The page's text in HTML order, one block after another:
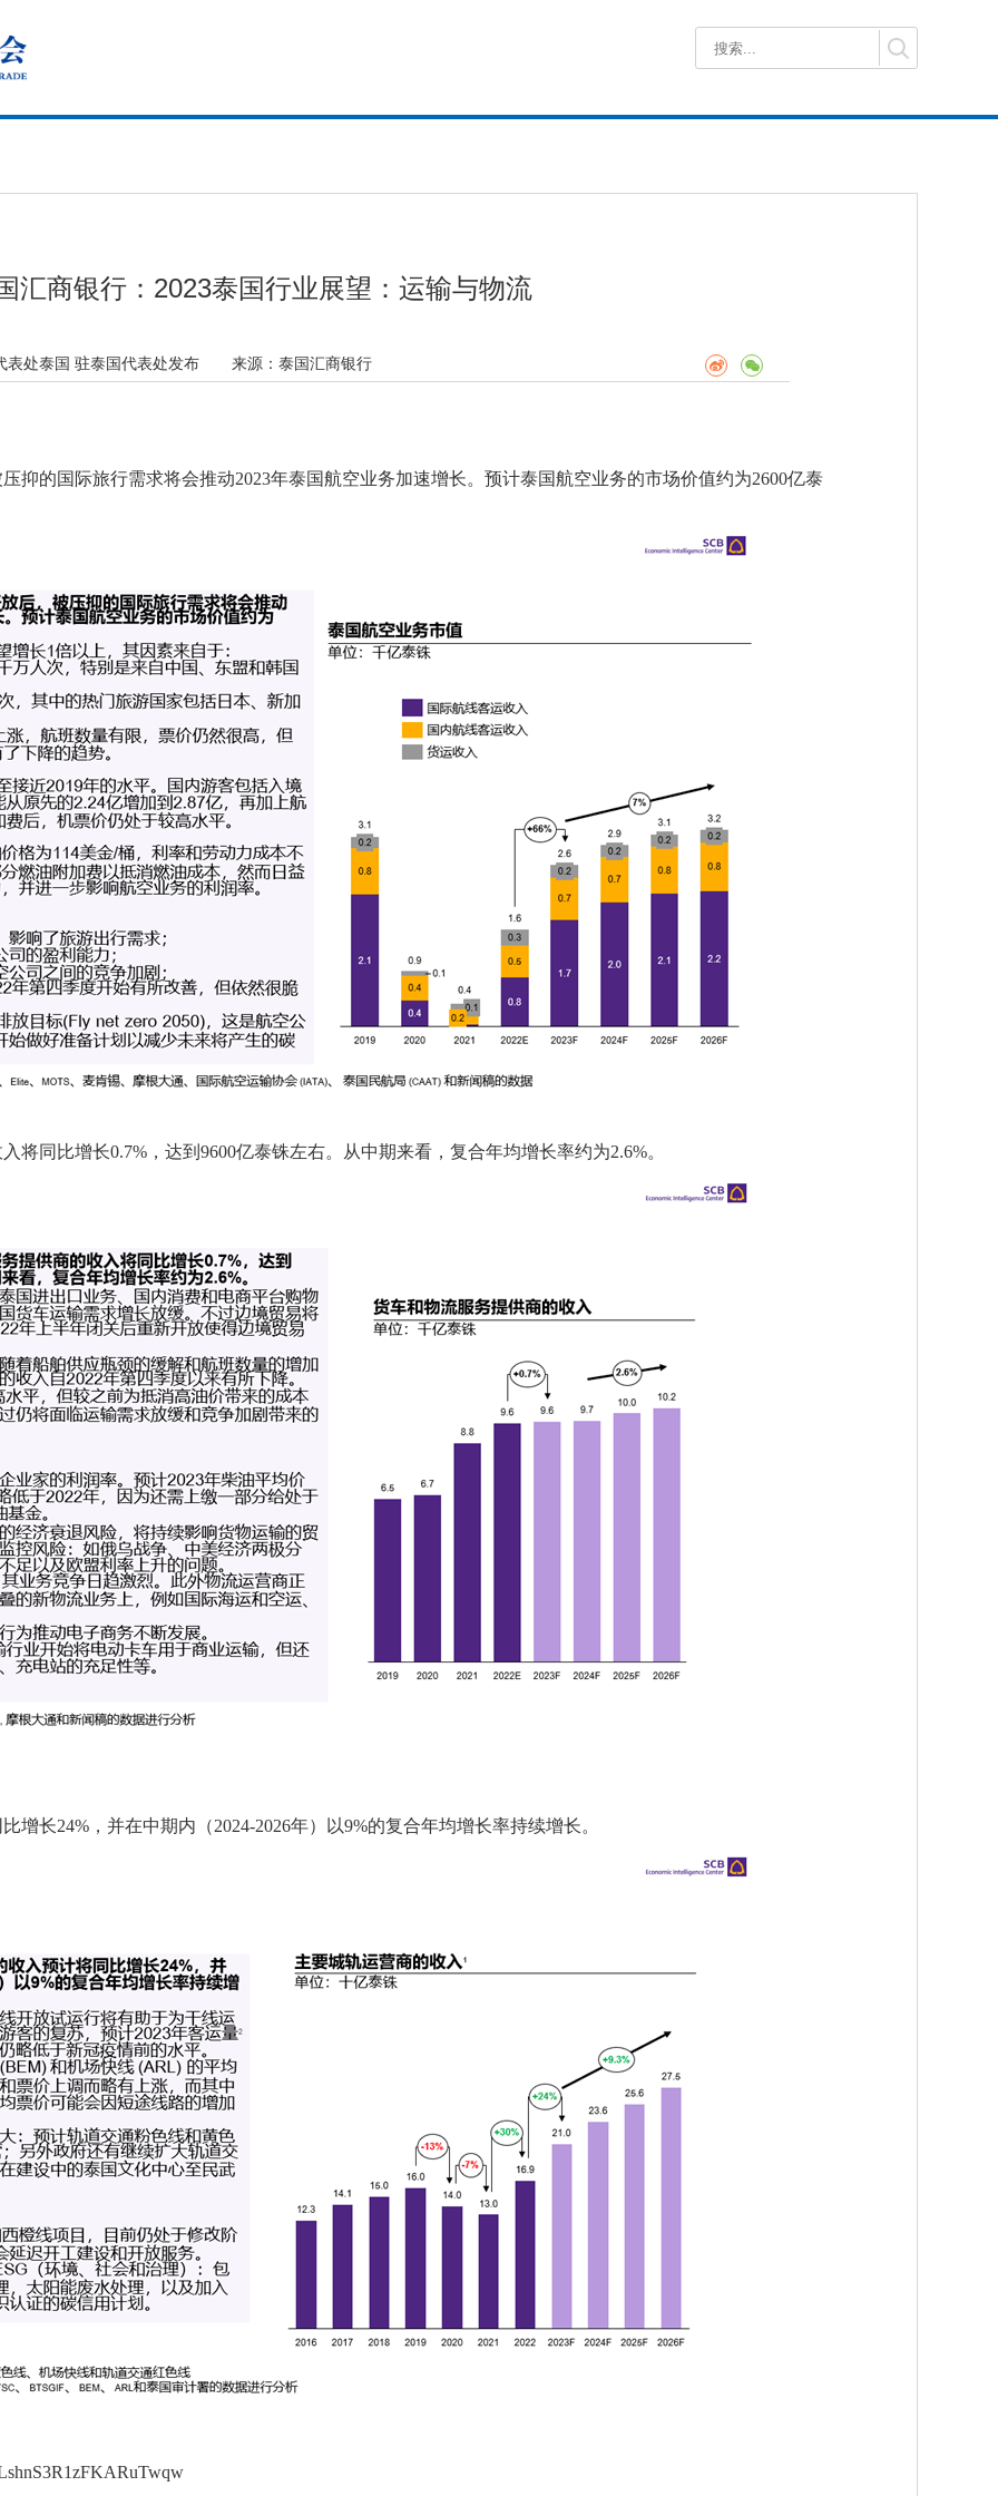
汇商银行：2023泰国行业展望：运输与物流
表处泰国 驻泰国代表处发布 来源： 泰国汇商银行
抑的国际旅行需求将会推动2023年泰国航空业务加速增长。预计泰国航空业务的市场价值约为2600亿泰
将同比增长0.7%，达到9600亿泰铢左右。从中期来看，复合年均增长率约为2.6%。
增长24%，并在中期内（2024-2026年）以9%的复合年均增长率持续增长。